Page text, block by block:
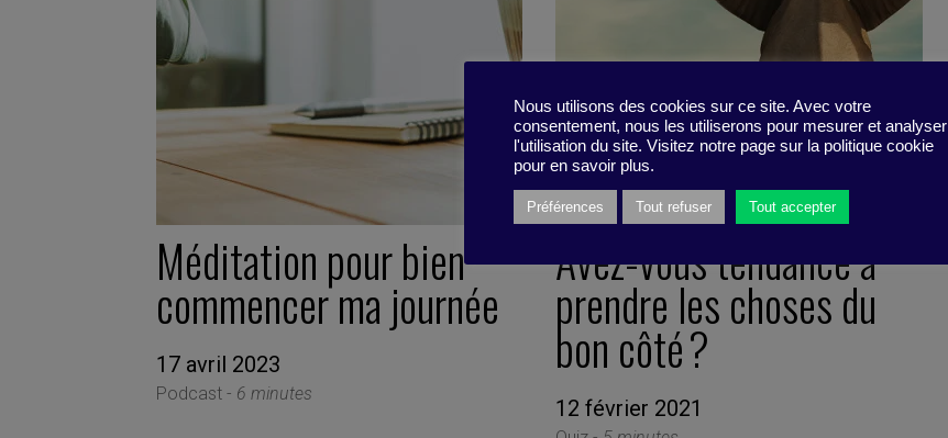
Méditation pour bien
commencer ma journée
17 avril 2023
Podcast - 6 minutes
Avez-vous tendance à
prendre les choses du
bon côté ?
12 février 2021
Nous utilisons des cookies sur ce site. Avec votre
consentement, nous les utiliserons pour mesurer et analyser
l'utilisation du site. Visitez notre page sur la politique cookie
pour en savoir plus.
Préférences Tout refuser Tout accepter